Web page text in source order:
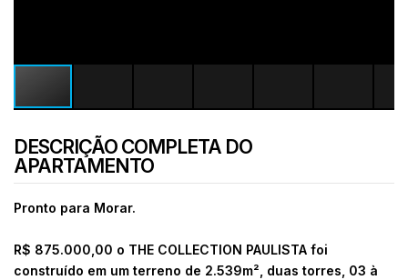
DESCRIÇÃO COMPLETA DO
APARTAMENTO
Pronto para Morar.
R$ 875.000,00 o THE COLLECTION PAULISTA foi
construído em um terreno de 2.539m², duas torres, 03 à